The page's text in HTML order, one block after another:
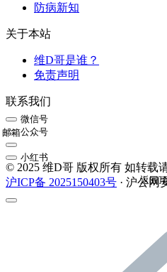
防病新知
关于本站
维D哥是谁？
免责声明
联系我们
微信号
公众号
邮箱
小红书
© 2025 维D哥 版权所有 如转载
沪ICP备 2025150403号 · 沪公网
返回